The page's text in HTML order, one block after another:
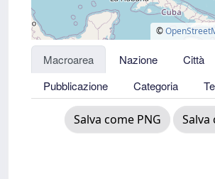
©
Macroarea Nazione
Città
Pubblicazione
Categoria
Salva come PNG Salva